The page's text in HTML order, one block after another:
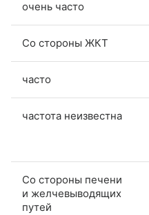
очень часто
Со стороны ЖКТ
часто
частота неизвестна
Со стороны печени
и желчевыводящих
путей